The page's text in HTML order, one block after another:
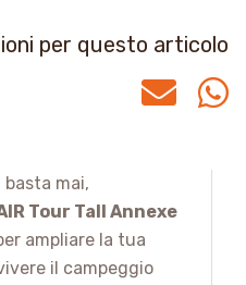
per questo articolo
basta mai,
Tour Tall Annexe
ampliare la tua
il campeggio